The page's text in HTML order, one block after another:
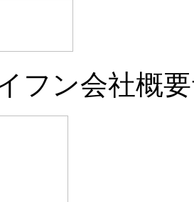
フン会社概